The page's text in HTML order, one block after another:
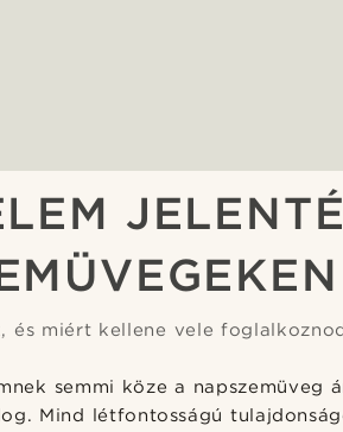
és miért kellene vele
semmi köze a napszemüveg
Mind létfontosságú